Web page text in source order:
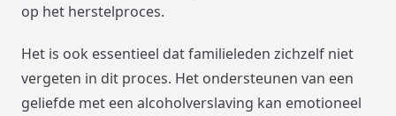
op het herstelproces.
Het is ook essentieel dat familieleden zichzelf niet
vergeten in dit proces. Het ondersteunen van een
geliefde met een alcoholverslaving kan emotioneel